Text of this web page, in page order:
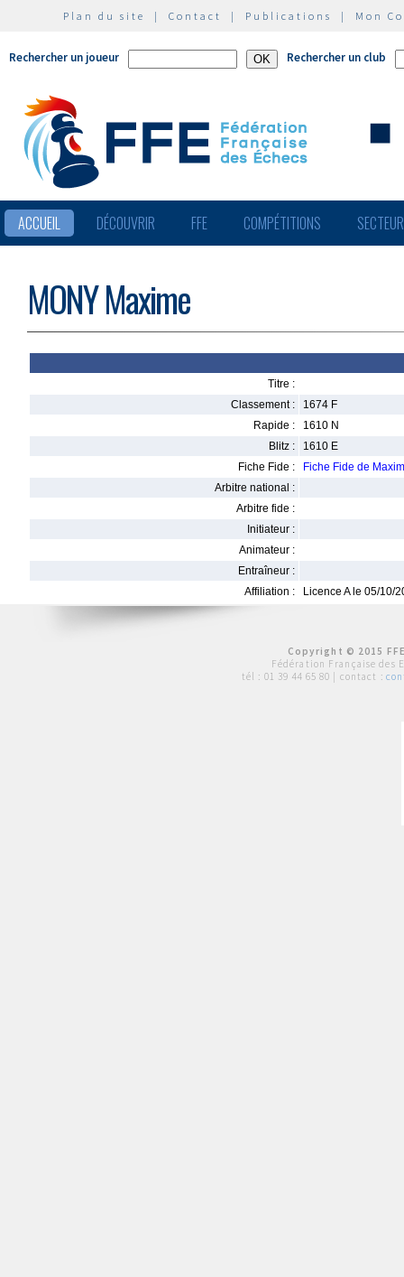
Plan du site | Contact | Publications | Mon
Rechercher un joueur Rechercher un club
ACCUEIL DÉCOUVRIR FFE COMPÉTITIONS
MONY Maxime
Titre :
Classement :
1674 F
Rapide :
1610 N
Blitz :
1610 E
Fiche Fide :
Fiche Fide de
Arbitre national :
Arbitre fide :
Initiateur :
Animateur :
Entraîneur :
Affiliation :
Licence A le 05/10/
Copyright © 2015
Fédération Française des
tél : 01 39 44 65 80 | contact :